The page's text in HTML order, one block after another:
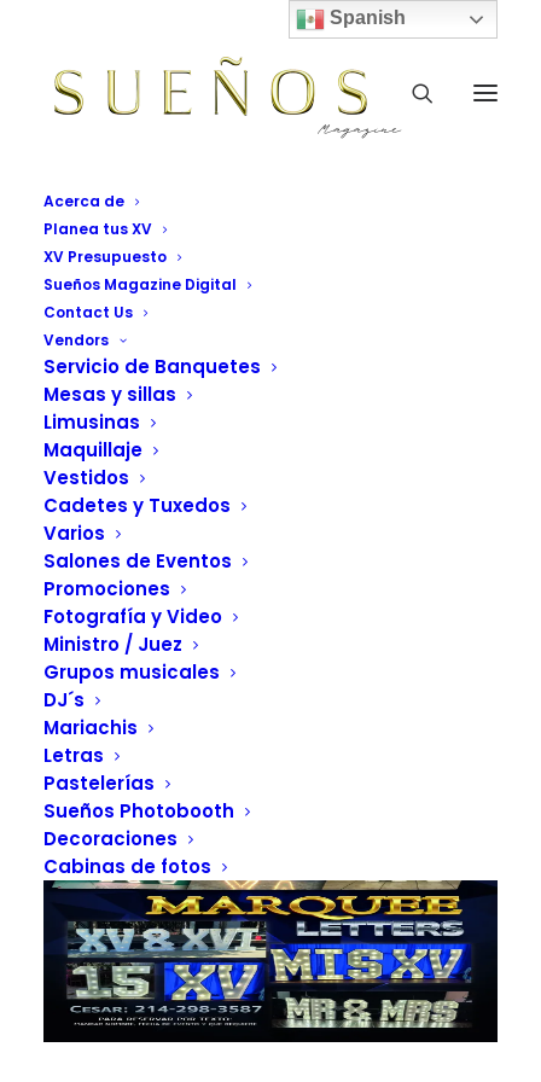
Acerca de
Planea tus XV
XV Presupuesto
Sueños Magazine Digital
Contact Us
Vendors
Servicio de Banquetes
Mesas y sillas
Limusinas
Maquillaje
Vestidos
Cadetes y Tuxedos
Varios
Salones de Eventos
Promociones
Fotografía y Video
Ministro / Juez
Grupos musicales
DJ´s
Mariachis
Letras
Pastelerías
Sueños Photobooth
Decoraciones
Cabinas de fotos
Elegant Tables & Chairs
Vendors Grid Sueños Magazine
Spanish